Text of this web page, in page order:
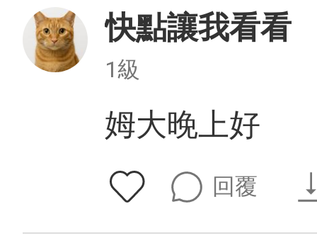
快點讓我看看
1級
姆大晚上好
回覆